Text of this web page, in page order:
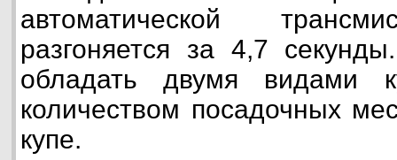
автоматической
разгоняется за 4,7
обладать двумя видами
количеством посадочных
купе.